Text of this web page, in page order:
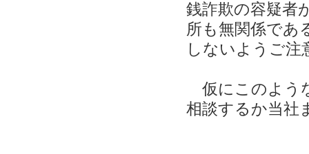
銭詐欺の容疑者
所も無関係であ
しないようご注
仮にこのよう
相談するか当社